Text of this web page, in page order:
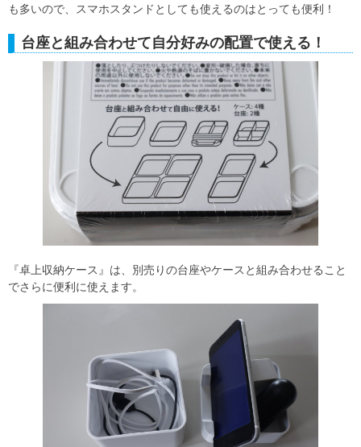
も多いので、スマホスタンドとしても使えるのはとっても便利！
台座と組み合わせて自分好みの配置で使える！
『卓上収納ケース』は、別売りの台座やケースと組み合わせること
でさらに便利に使えます。